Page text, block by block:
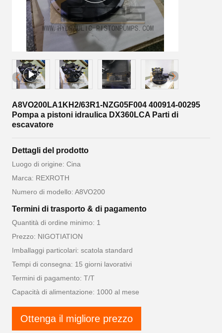
A8VO200LA1KH2/63R1-NZG05F004 400914-00295
Pompa a pistoni idraulica DX360LCA Parti di
escavatore
Dettagli del prodotto
Luogo di origine: Cina
Marca: REXROTH
Numero di modello: A8VO200
Termini di trasporto & di pagamento
Quantità di ordine minimo: 1
Prezzo: NIGOTIATION
Imballaggi particolari: scatola standard
Tempi di consegna: 15 giorni lavorativi
Termini di pagamento: T/T
Capacità di alimentazione: 1000 al mese
Ottenga il migliore prezzo